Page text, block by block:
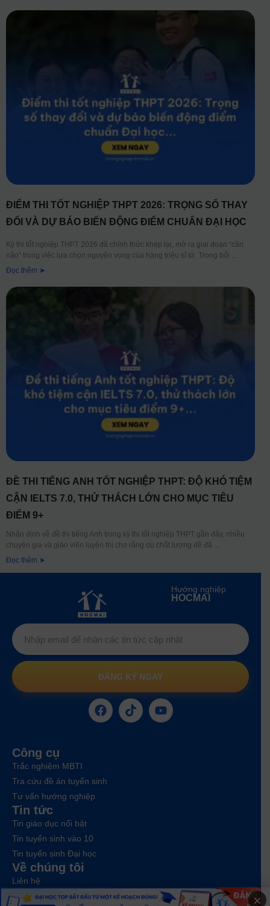
ĐIỂM THI TỐT NGHIỆP THPT 2026: TRỌNG SỐ THAY
ĐỔI VÀ DỰ BÁO BIẾN ĐỘNG ĐIỂM CHUẨN ĐẠI HỌC
Kỳ thi tốt nghiệp THPT 2026 đã chính thức khép lại, mở ra giai đoạn “cân
não” trong việc lựa chọn nguyện vọng của hàng triệu sĩ tử. Trong bối
Đọc thêm ➤
ĐỀ THI TIẾNG ANH TỐT NGHIỆP THPT: ĐỘ KHÓ TIỆM
CẬN IELTS 7.0, THỬ THÁCH LỚN CHO MỤC TIÊU
ĐIỂM 9+
Nhận định về đề thi tiếng Anh trong kỳ thi tốt nghiệp THPT gần đây, nhiều
chuyên gia và giáo viên luyện thi cho rằng dù chất lượng đề đã
Đọc thêm ➤
Hướng nghiệp
HOCMAI
ĐĂNG KÝ NGAY
Công cụ
Trắc nghiệm MBTI
Tra cứu đề án tuyển sinh
Tư vấn hướng nghiệp
Tin tức
Tin giáo dục nổi bật
Tin tuyển sinh vào 10
Tin tuyển sinh Đại học
Về chúng tôi
Liên hệ
Điều khoản dịch vụ
×